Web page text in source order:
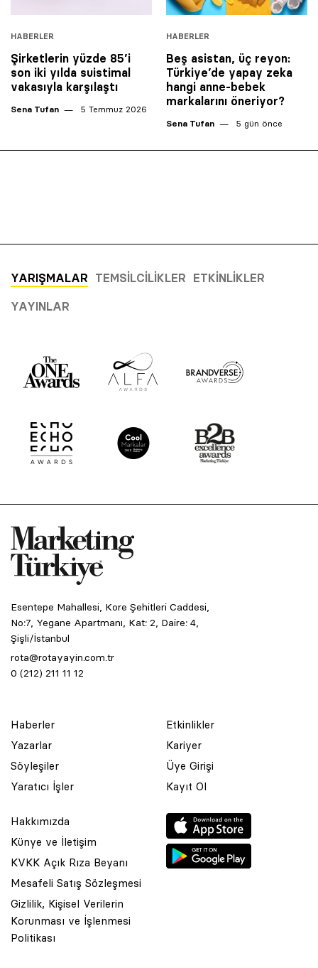
HABERLER
Şirketlerin yüzde 85’i
son iki yılda suistimal
vakasıyla karşılaştı
Sena Tufan 5 Temmuz 2026
HABERLER
Beş asistan, üç reyon:
Türkiye’de yapay zeka
hangi anne-bebek
markalarını öneriyor?
Sena Tufan 5 gün önce
YARIŞMALAR TEMSILCILIKLER ETKINLIKLER
YAYINLAR
Esentepe Mahallesi, Kore Şehitleri Caddesi,
No:7, Yegane Apartmanı, Kat: 2, Daire: 4,
Şişli/İstanbul
rota@rotayayin.com.tr
0 (212) 211 11 12
Haberler
Yazarlar
Söyleşiler
Yaratıcı İşler
Etkinlikler
Kariyer
Üye Girişi
Kayıt Ol
Hakkımızda
Künye ve İletişim
KVKK Açık Rıza Beyanı
Mesafeli Satış Sözleşmesi
Gizlilik, Kişisel Verilerin
Korunması ve İşlenmesi
Politikası
© 2001 Rota Yayın Yapım Tanıtım Tic. Ltd. Şti. Bu Sitede Bulunan